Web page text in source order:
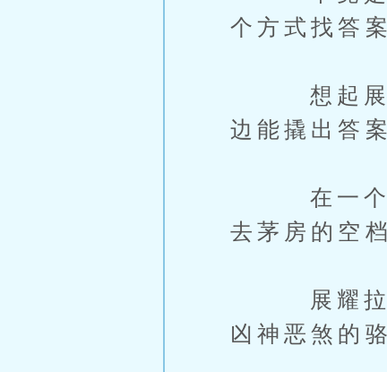
个方式找答
想起展耀
边能撬出答案
在一个风
去茅房的空档
展耀拉好
凶神恶煞的